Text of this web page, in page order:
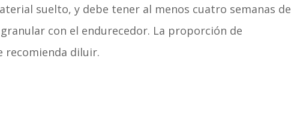
suelto, y debe tener al menos cuatro semanas de
con el endurecedor. La proporción de
recomienda diluir.